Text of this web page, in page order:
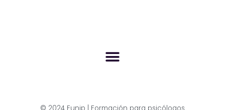
© 2024 Eunip | Formación para psicólogos